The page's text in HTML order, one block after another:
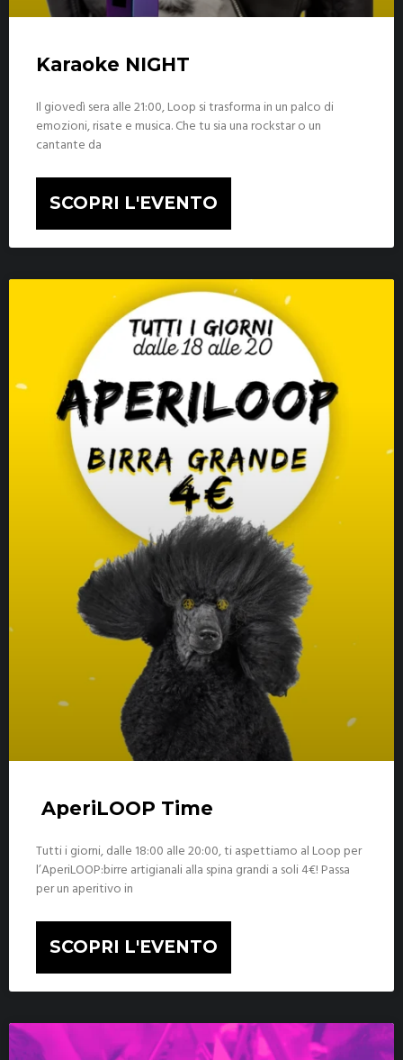
Karaoke NIGHT
Il giovedì sera alle 21:00, Loop si trasforma in un palco di
emozioni, risate e musica. Che tu sia una rockstar o un
cantante da
SCOPRI L'EVENTO
AperiLOOP Time
Tutti i giorni, dalle 18:00 alle 20:00, ti aspettiamo al Loop per
l’AperiLOOP:birre artigianali alla spina grandi a soli 4€! Passa
per un aperitivo in
SCOPRI L'EVENTO